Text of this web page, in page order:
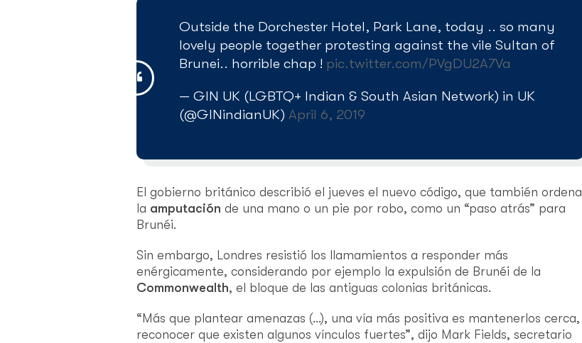
Outside the Dorchester Hotel, Park Lane, today .. so many
lovely people together protesting against the vile Sultan of
Brunei.. horrible chap ! pic.twitter.com/PVgDU2A7Va
— GIN UK (LGBTQ+ Indian & South Asian Network) in UK
(@GINindianUK) April 6, 2019
El gobierno británico describió el jueves el nuevo código, que también ordena
la amputación de una mano o un pie por robo, como un “paso atrás” para
Brunéi.
Sin embargo, Londres resistió los llamamientos a responder más
enérgicamente, considerando por ejemplo la expulsión de Brunéi de la
Commonwealth, el bloque de las antiguas colonias británicas.
“Más que plantear amenazas (…), una vía más positiva es mantenerlos cerca,
reconocer que existen algunos vínculos fuertes”, dijo Mark Fields, secretario